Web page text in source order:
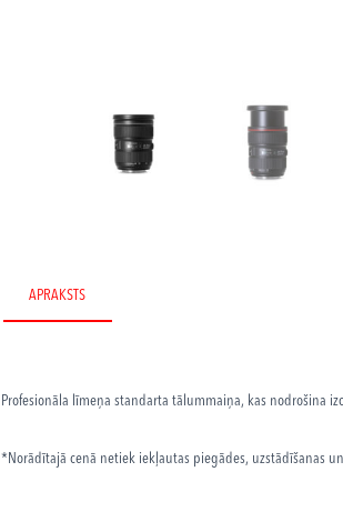
APRAKSTS
Profesionāla līmeņa standarta tālummaiņa, kas nodrošina
*Norādītajā cenā netiek iekļautas piegādes, uzstādīšanas